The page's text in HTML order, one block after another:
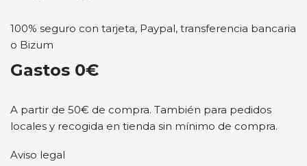
100% seguro con tarjeta, Paypal, transferencia bancaria
o Bizum
Gastos 0€
A partir de 50€ de compra. También para pedidos
locales y recogida en tienda sin mínimo de compra.
Aviso legal